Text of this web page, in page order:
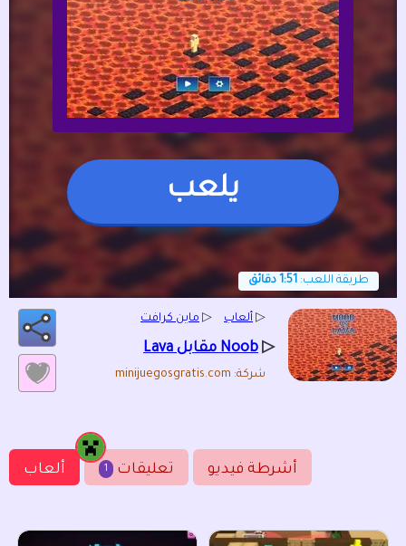
يلعب
طريقة اللعب: 1:51 دقائق
▷ ألعاب ▷ ماين كرافت
▷ Noob مقابل Lava
شركة: minijuegosgratis.com
ألعاب 1 تعليقات أشرطة فيديو